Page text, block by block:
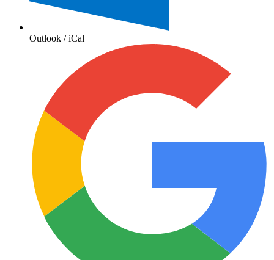
Outlook / iCal